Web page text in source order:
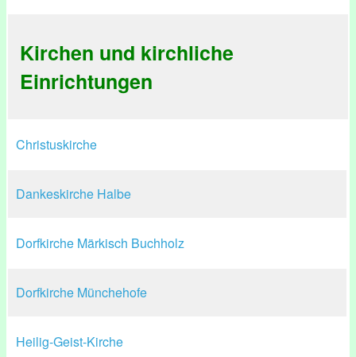
Kirchen und kirchliche
Einrichtungen
Christuskirche
Dankeskirche Halbe
Dorfkirche Märkisch Buchholz
Dorfkirche Münchehofe
Heilig-Geist-Kirche